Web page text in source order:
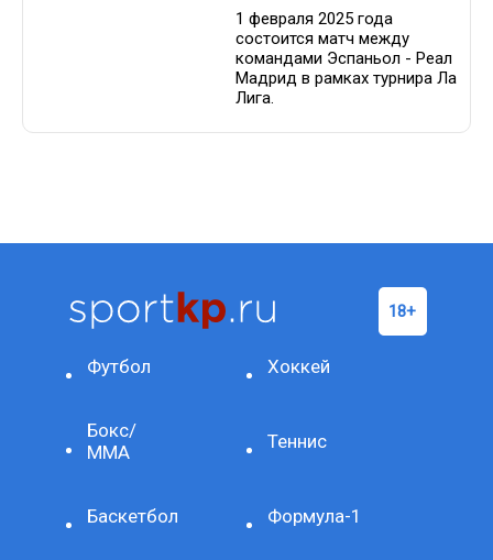
1 февраля 2025 года
состоится матч между
командами Эспаньол - Реал
Мадрид в рамках турнира Ла
Лига.
Футбол Хоккей
Бокс/
ММА
Теннис
Баскетбол Формула-1